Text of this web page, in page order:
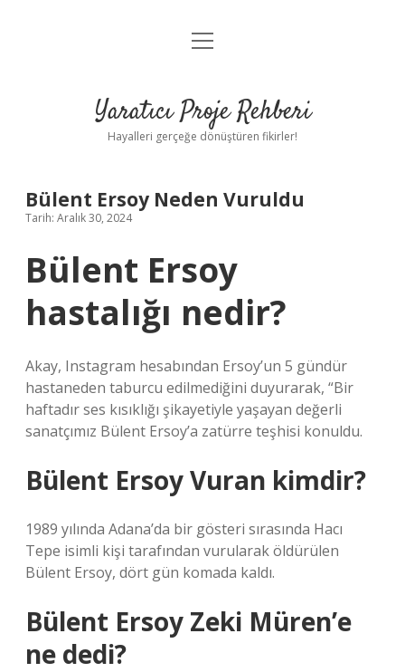
Anasayfa
Yasal Uyarı
menüyü
Yaratıcı Proje Rehberi
Hayalleri gerçeğe dönüştüren fikirler!
Bülent Ersoy Neden Vuruldu
Tarih: Aralık 30, 2024
Bülent Ersoy
hastalığı nedir?
Akay, Instagram hesabından Ersoy’un 5 gündür
hastaneden taburcu edilmediğini duyurarak, “Bir
haftadır ses kısıklığı şikayetiyle yaşayan değerli
sanatçımız Bülent Ersoy’a zatürre teşhisi konuldu.
Bülent Ersoy Vuran kimdir?
1989 yılında Adana’da bir gösteri sırasında Hacı
Tepe isimli kişi tarafından vurularak öldürülen
Bülent Ersoy, dört gün komada kaldı.
Bülent Ersoy Zeki Müren’e
ne dedi?